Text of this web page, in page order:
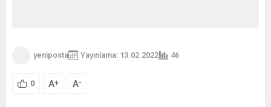
yeniposta Yayınlama: 13.02.2022 46
0 A+ A-